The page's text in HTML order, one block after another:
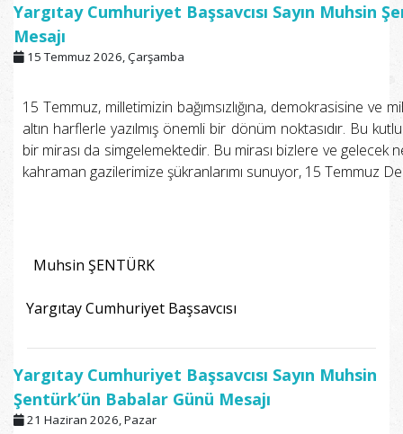
Yargıtay Cumhuriyet Başsavcısı Sayın Muhsin
Mesajı
15 Temmuz 2026, Çarşamba
15 Temmuz, milletimizin bağımsızlığına, demokrasisine ve
altın harflerle yazılmış önemli bir dönüm noktasıdır. Bu
bir mirası da simgelemektedir. Bu mirası bizlere ve gelecek
kahraman gazilerimize şükranlarımı sunuyor, 15 Temmuz
Muhsin ŞENTÜRK
Yargıtay Cumhuriyet Başsavcısı
Yargıtay Cumhuriyet Başsavcısı Sayın Muhsin
Şentürk’ün Babalar Günü Mesajı
21 Haziran 2026, Pazar